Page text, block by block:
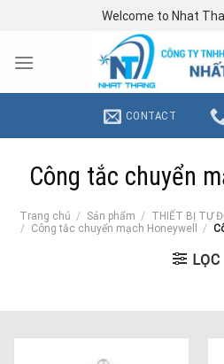
content
Welcome to Nhat
CONTACT
Công tắc chuyển
Trang chủ / Sản phẩm / THIẾT BỊ TỰ
/ Công tắc chuyển mạch Honeywell /
LỌC